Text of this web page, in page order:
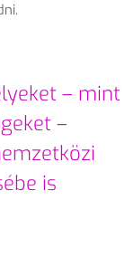
– mint
–
is